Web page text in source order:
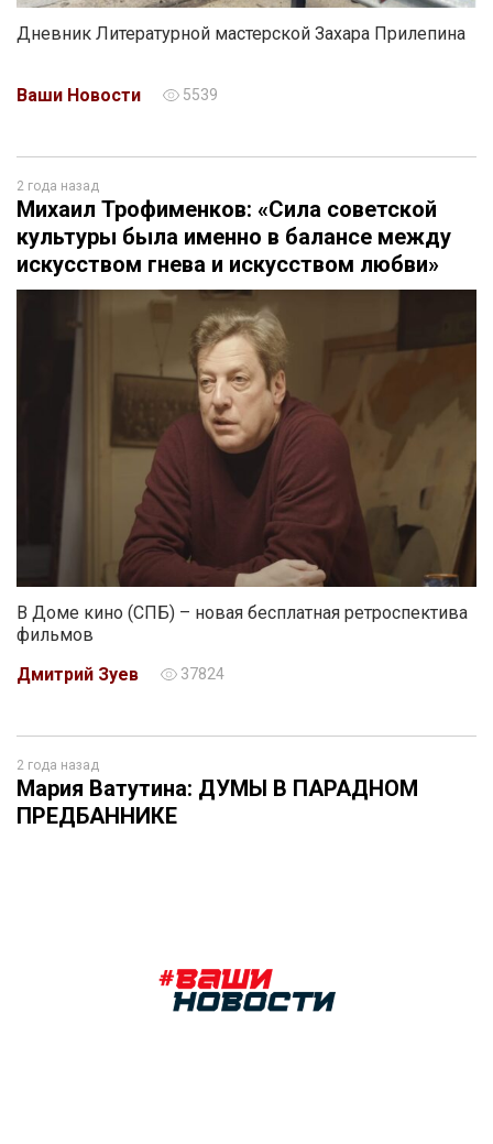
Дневник Литературной мастерской Захара Прилепина
Ваши Новости 5539
2 года назад
Михаил Трофименков: «Сила советской
культуры была именно в балансе между
искусством гнева и искусством любви»
В Доме кино (СПБ) – новая бесплатная ретроспектива
фильмов
Дмитрий Зуев
37824
2 года назад
Мария Ватутина: ДУМЫ В ПАРАДНОМ
ПРЕДБАННИКЕ